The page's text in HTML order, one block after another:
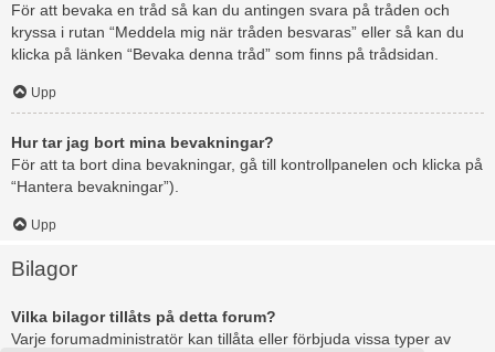
För att bevaka en tråd så kan du antingen svara på tråden och
kryssa i rutan “Meddela mig när tråden besvaras” eller så kan du
klicka på länken “Bevaka denna tråd” som finns på trådsidan.
Upp
Hur tar jag bort mina bevakningar?
För att ta bort dina bevakningar, gå till kontrollpanelen och klicka på
“Hantera bevakningar”).
Upp
Bilagor
Vilka bilagor tillåts på detta forum?
Varje forumadministratör kan tillåta eller förbjuda vissa typer av